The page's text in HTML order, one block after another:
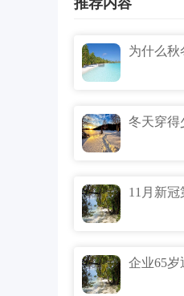
推荐内容
冬天穿得